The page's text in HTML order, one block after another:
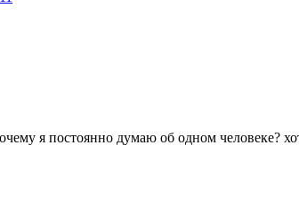
я постоянно думаю об одном человеке?